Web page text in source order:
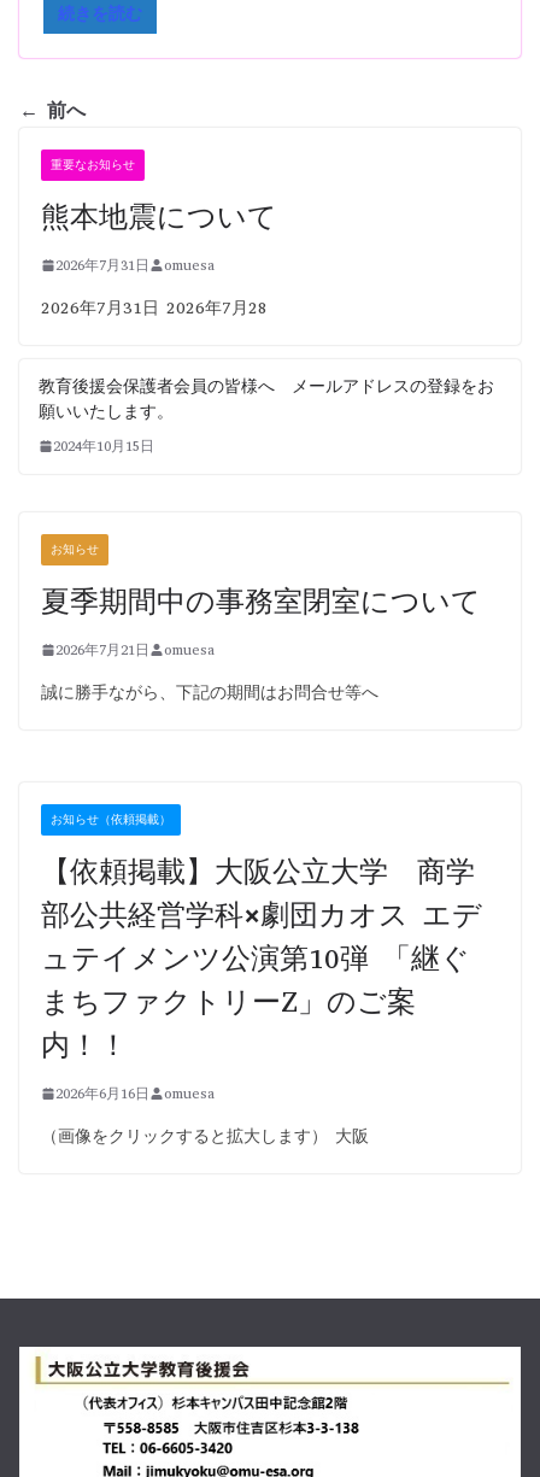
続きを読む
← 前へ
重要なお知らせ
熊本地震について
2026年7月31日 omuesa
2026年7月31日 2026年7月28
教育後援会保護者会員の皆様へ メールアドレスの登録をお
願いいたします。
2024年10月15日
お知らせ
夏季期間中の事務室閉室について
2026年7月21日 omuesa
誠に勝手ながら、下記の期間はお問合せ等へ
お知らせ（依頼掲載）
【依頼掲載】大阪公立大学 商学
部公共経営学科×劇団カオス エデ
ュテイメンツ公演第10弾 「継ぐ
まちファクトリーZ」のご案
内！！
2026年6月16日 omuesa
（画像をクリックすると拡大します） 大阪